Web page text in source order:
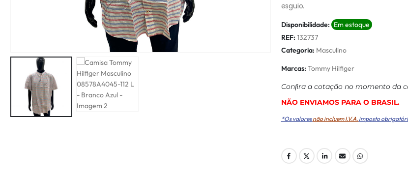
esguio.
Disponibilidade: Em estoque
REF: 132737
Categoria: Masculino
Marcas: Tommy Hilfiger
Conﬁra a cotação no momento da
NÃO ENVIAMOS PARA O BRASIL.
*Os valoresnão incluem I.V.A. imposto